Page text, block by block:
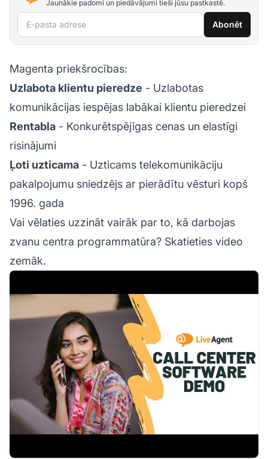
Jaunākie padomi un piedāvājumi tieši jūsu pastkastē.
E-pasta adrese Abonēt
Magenta priekšrocības:
Uzlabota klientu pieredze - Uzlabotas
komunikācijas iespējas labākai klientu pieredzei
Rentabla - Konkurētspējīgas cenas un elastīgi
risinājumi
Ļoti uzticama - Uzticams telekomunikāciju
pakalpojumu sniedzējs ar pierādītu vēsturi kopš
1996. gada
Vai vēlaties uzzināt vairāk par to, kā darbojas
zvanu centra programmatūra? Skatieties video
zemāk.